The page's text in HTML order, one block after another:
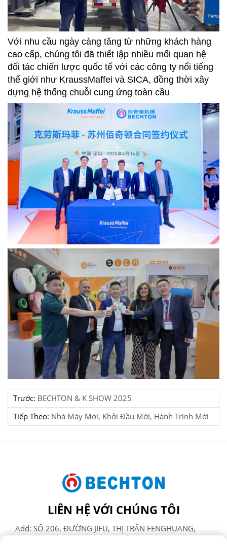
Với nhu cầu ngày càng tăng từ những khách hàng
cao cấp, chúng tôi đã thiết lập nhiều mối quan hệ
đối tác chiến lược quốc tế với các công ty nổi tiếng
thế giới như KraussMaffei và SICA, đồng thời xây
dựng hệ thống chuỗi cung ứng toàn cầu
Trước: BECHTON & K SHOW 2025
Tiếp Theo: Nhà Máy Mới, Khởi Đầu Mới, Hành Trình Mới
LIÊN HỆ VỚI CHÚNG TÔI
Add: SỐ 206, ĐƯỜNG JIFU, THỊ TRẤN FENGHUANG,